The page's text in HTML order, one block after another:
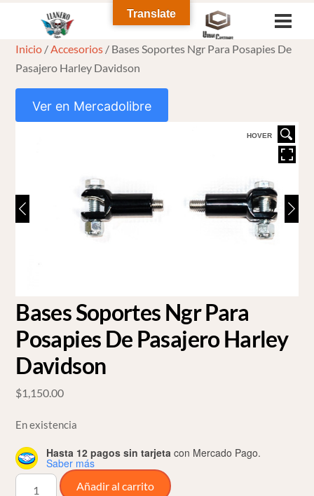
content
Inicio /Accesorios / Bases Soportes Ngr Para Posapies De
Pasajero Harley Davidson
Ver en Mercadolibre
HOVER
Bases Soportes Ngr Para
Posapies De Pasajero Harley
Davidson
$1,150.00
En existencia
Hasta 12 pagos sin tarjeta con Mercado Pago.
Saber más
Bases
Añadir al carrito
Translate